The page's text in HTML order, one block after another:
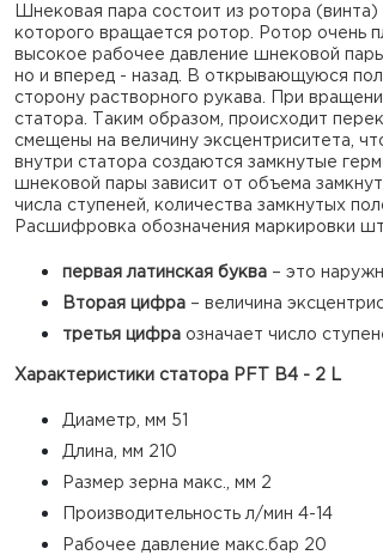
Шнековая пара состоит из ротора
которого вращается ротор. Ротор очень
высокое рабочее давление шнековой
но и вперед - назад. В открывающуюся
сторону растворного рукава. При
статора. Таким образом, происходит
смещены на величину эксцентриситета,
внутри статора создаются замкнутые
шнековой пары зависит от объема
числа ступеней, количества замкнутых
Расшифровка обозначения маркировки
первая латинская буква – это
Вторая цифра – величина
третья цифра означает число
Характеристики статора PFT B4 - 2 L
Диаметр, мм 51
Длина, мм 210
Размер зерна макс., мм 2
Производительность л/мин 4-14
Рабочее давление макс.бар 20